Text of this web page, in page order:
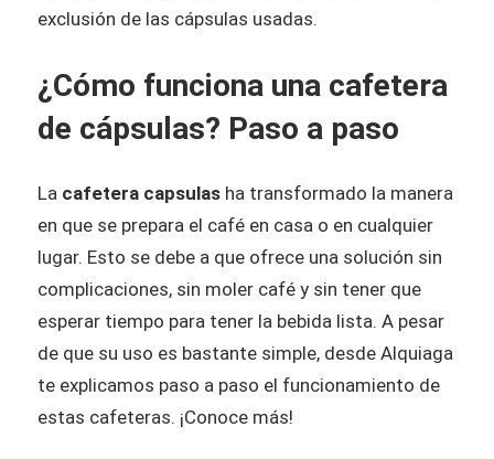
exclusión de las cápsulas usadas.
¿Cómo funciona una cafetera
de cápsulas? Paso a paso
La cafetera capsulas ha transformado la manera
en que se prepara el café en casa o en cualquier
lugar. Esto se debe a que ofrece una solución sin
complicaciones, sin moler café y sin tener que
esperar tiempo para tener la bebida lista. A pesar
de que su uso es bastante simple, desde Alquiaga
te explicamos paso a paso el funcionamiento de
estas cafeteras. ¡Conoce más!